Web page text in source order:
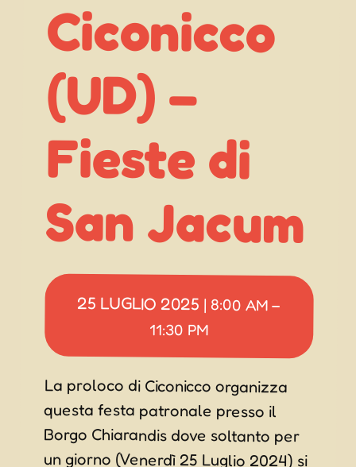
(UD) –
San Jacum
25 LUGLIO 2025 | 8:00 AM–
11:30 PM
La proloco di Ciconicco organizza
questa festa patronale presso il
Borgo Chiarandis dove soltanto per
un giorno (Venerdì 25 Luglio 2024) si
terrà la Santa Messa presso “I
Lavadors” e a seguire apertura
chioschi gastronomici con moscardini
con polenta, sarde alla griglia,
spiedo di gamberoni, polipo e